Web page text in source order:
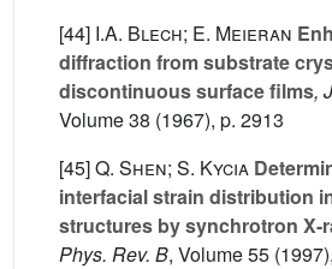
[44] I.A. Blech; E. Meieran
diffraction from substrate
discontinuous surface films,
Volume 38 (1967), p. 2913
[45]Q. Shen; S. Kycia
interfacial strain distribution
structures by synchrotron X-
Phys. Rev. B, Volume 55